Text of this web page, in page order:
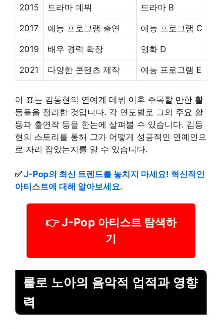
2015 드라마 데뷔 드라마 B
2017 예능 프로그램 출연 예능 프로그램 C
2019 배우 경력 확장 영화 D
2021 다양한 콘텐츠 제작 예능 프로그램 E
이 표는 김동현의 연예계 데뷔 이후 주목할 만한 활
동들을 정리한 것입니다. 각 연도별로 그의 주요 활
동과 출연작 등을 한눈에 살펴볼 수 있습니다. 김동
현의 스토리를 통해 그가 어떻게 성공적인 연예인으
로 자리 잡았는지를 알 수 있습니다.
✅J-Pop의 최신 트렌드를 놓치지 마세요! 혁신적인
아티스트에 대해 알아보세요.
👉 J-Pop 아티스트 탐색하
기
롤로 노아의 음악적 업적과 영향
력